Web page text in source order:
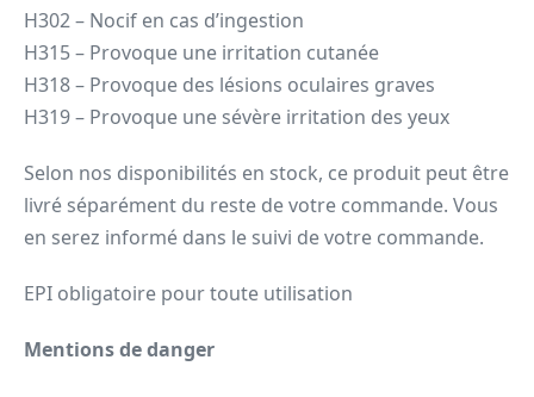
H302 – Nocif en cas d’ingestion
H315 – Provoque une irritation cutanée
H318 – Provoque des lésions oculaires graves
H319 – Provoque une sévère irritation des yeux
Selon nos disponibilités en stock, ce produit peut être
livré séparément du reste de votre commande. Vous
en serez informé dans le suivi de votre commande.
EPI obligatoire pour toute utilisation
Mentions de danger